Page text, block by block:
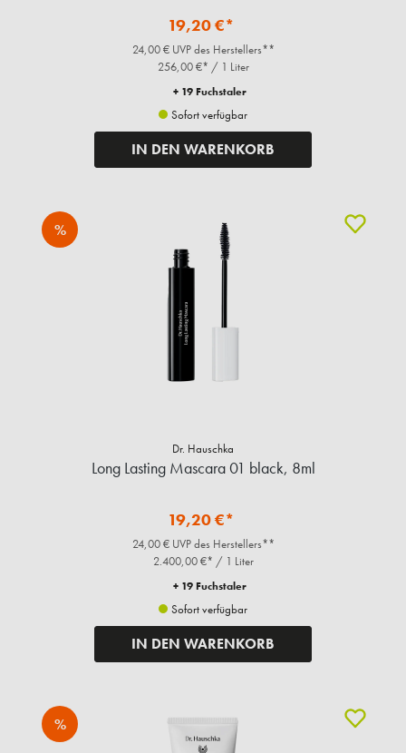
19,20 €*
24,00 € UVP des Herstellers**
256,00 €* / 1 Liter
+ 19 Fuchstaler
Sofort verfügbar
IN DEN WARENKORB
%
Dr. Hauschka
Long Lasting Mascara 01 black, 8ml
19,20 €*
24,00 € UVP des Herstellers**
2.400,00 €* / 1 Liter
+ 19 Fuchstaler
Sofort verfügbar
IN DEN WARENKORB
%